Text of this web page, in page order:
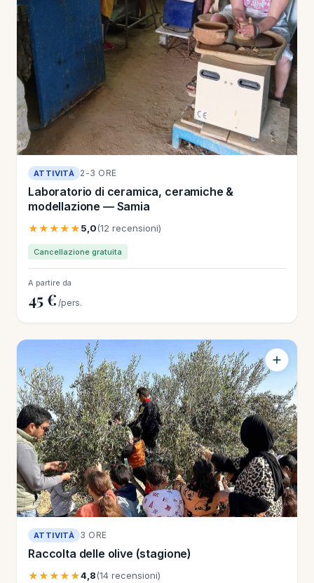
ATTIVITÀ 2-3 ORE
Laboratorio di ceramica, ceramiche &
modellazione — Samia
★★★★★5,0(12 recensioni)
Cancellazione gratuita
A partire da
45 € /pers.
ATTIVITÀ 3 ORE
Raccolta delle olive (stagione)
★★★★★4,8(14 recensioni)